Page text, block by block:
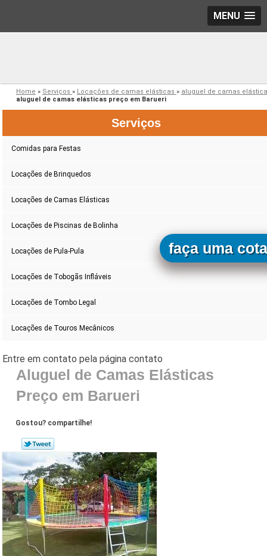
MENU
Home » Serviços » Locações de camas elásticas » aluguel de camas
aluguel de camas elásticas preço em Barueri
Serviços
Comidas para Festas
Locações de Brinquedos
Locações de Camas Elásticas
Locações de Piscinas de Bolinha
Locações de Pula-Pula
Locações de Tobogãs Infláveis
Locações de Tombo Legal
Locações de Touros Mecânicos
Aluguel de Camas Elásticas
Preço em Barueri
Gostou? compartilhe!
faça uma